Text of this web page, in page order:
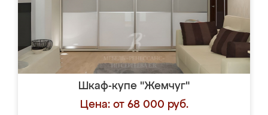
Шкаф-купе "Жемчуг"
Цена: от 68 000 руб.